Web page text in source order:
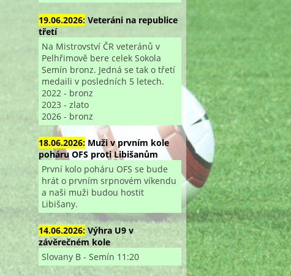
19.06.2026: Veteráni na republice
třetí
Na Mistrovství ČR veteránů v
Pelhřimově bere celek Sokola
Semín bronz. Jedná se tak o třetí
medaili v posledních 5 letech.
2022 - bronz
2023 - zlato
2026 - bronz
18.06.2026: Muži v prvním kole
poháru OFS proti Libišanům
První kolo poháru OFS se bude
hrát o prvním srpnovém víkendu
a naši muži budou hostit
Libišany.
14.06.2026: Výhra U9 v
závěrečném kole
Slovany B - Semín 11:20